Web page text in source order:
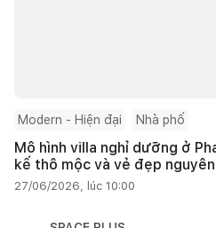
Modern - Hiện đại Nhà phố
Mô hình villa nghỉ dưỡng ở
kế thô mộc và vẻ đẹp
27/06/2026, lúc 10:00